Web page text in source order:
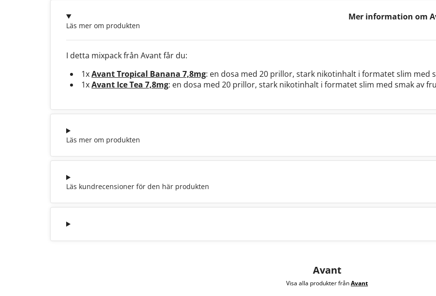
Mer information om
Läs mer om produkten
I detta mixpack från Avant får du:
1xAvant Tropical Banana 7,8mg: en dosa med 20 prillor, stark nikotinhalt i formatet slim med
1xAvant Ice Tea 7,8mg: en dosa med 20 prillor, stark nikotinhalt i formatet slim med smak av
Läs mer om produkten
Läs kundrecensioner för den här produkten
Avant
Visa alla produkter frånAvant